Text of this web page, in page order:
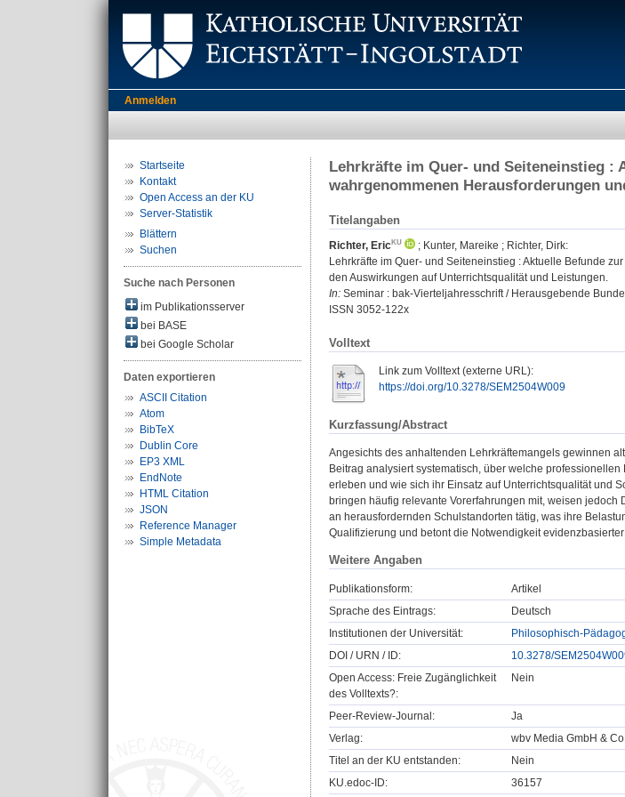
Anmelden
Startseite
Kontakt
Open Access an der KU
Server-Statistik
Blättern
Suchen
Suche nach Personen
im Publikationsserver
bei BASE
bei Google Scholar
Daten exportieren
ASCII Citation
Atom
BibTeX
Dublin Core
EP3 XML
EndNote
HTML Citation
JSON
Reference Manager
Simple Metadata
Lehrkräfte im Quer- und Seiteneinstieg :
wahrgenommenen Herausforderungen
Titelangaben
Richter, Eric ; Kunter, Mareike ; Richter, Dirk:
Lehrkräfte im Quer- und Seiteneinstieg : Aktuelle Befunde
den Auswirkungen auf Unterrichtsqualität und Leistungen.
In: Seminar : bak-Vierteljahresschrift / Herausgebende
ISSN 3052-122x
Volltext
Link zum Volltext (externe URL):
https://doi.org/10.3278/SEM2504W009
Kurzfassung/Abstract
Angesichts des anhaltenden Lehrkräftemangels gewinnen
Beitrag analysiert systematisch, über welche
erleben und wie sich ihr Einsatz auf Unterrichtsqualität und
bringen häufig relevante Vorerfahrungen mit, weisen
an herausfordernden Schulstandorten tätig, was ihre
Qualifizierung und betont die Notwendigkeit
Weitere Angaben
Publikationsform:
Artikel
Sprache des Eintrags:
Deutsch
Institutionen der Universität:
Philosophisch-
DOI / URN / ID:
10.3278/
Open Access: Freie Zugänglichkeit
des Volltexts?:
Nein
Peer-Review-Journal:
Ja
Verlag:
wbv Media GmbH &
Titel an der KU entstanden:
Nein
KU.edoc-ID:
36157